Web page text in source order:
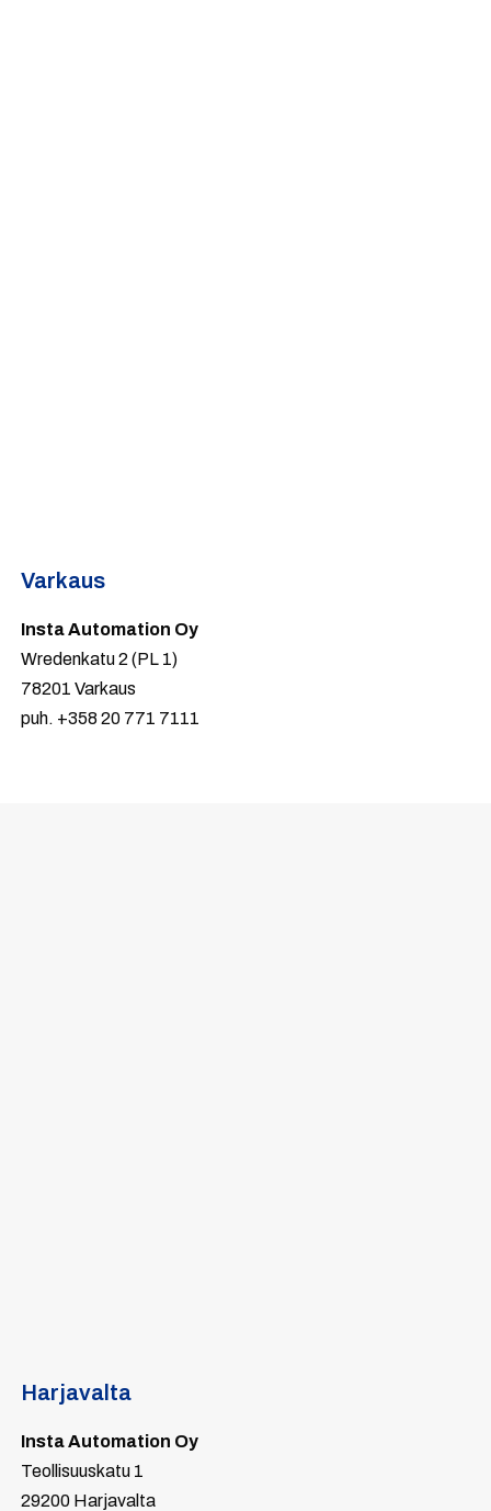
Varkaus
Insta Automation Oy
Wredenkatu 2 (PL 1)
78201 Varkaus
puh. +358 20 771 7111
Harjavalta
Insta Automation Oy
Teollisuuskatu 1
29200 Harjavalta